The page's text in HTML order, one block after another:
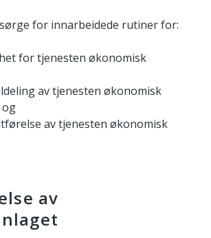
for innarbeidede rutiner for:
for tjenesten økonomisk
av tjenesten økonomisk
og
av tjenesten økonomisk
av